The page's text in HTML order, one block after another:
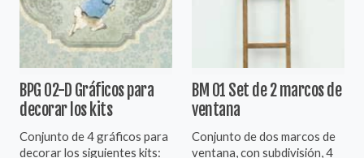
BPG 02-D Gráficos para
decorar los kits
Conjunto de 4 gráficos para
decorar los siguientes kits:
BM 01 Set de 2 marcos de
ventana
Conjunto de dos marcos de
ventana, con subdivisión, 4